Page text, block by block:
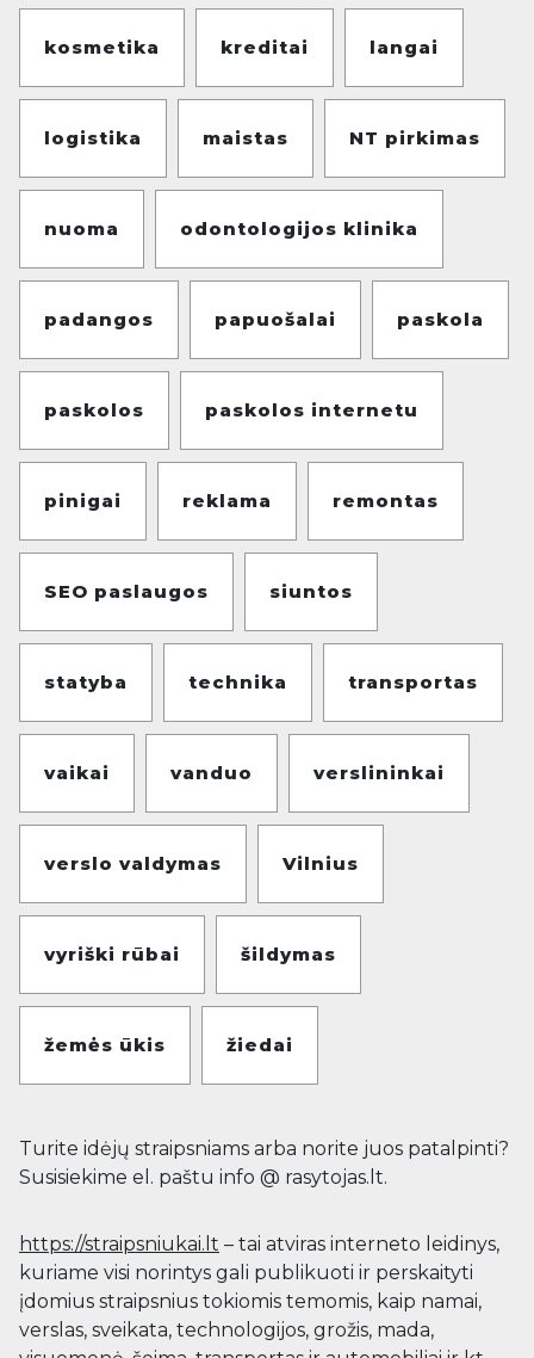
kosmetika kreditai langai
logistika maistas NT pirkimas
nuoma odontologijos klinika
padangos papuošalai paskola
paskolos paskolos internetu
pinigai reklama remontas
SEO paslaugos siuntos
statyba technika transportas
vaikai vanduo verslininkai
verslo valdymas Vilnius
vyriški rūbai šildymas
žemės ūkis žiedai
Turite idėjų straipsniams arba norite juos patalpinti?
Susisiekime el. paštu info @ rasytojas.lt.
https://straipsniukai.lt – tai atviras interneto leidinys,
kuriame visi norintys gali publikuoti ir perskaityti
įdomius straipsnius tokiomis temomis, kaip namai,
verslas, sveikata, technologijos, grožis, mada,